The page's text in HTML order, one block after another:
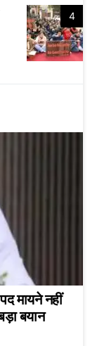
4
मायने नहीं
बयान